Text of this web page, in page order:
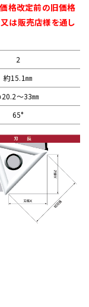
格改定前の旧価格
又は販売店様を通し
2
約15.1㎜
〜33㎜
65°